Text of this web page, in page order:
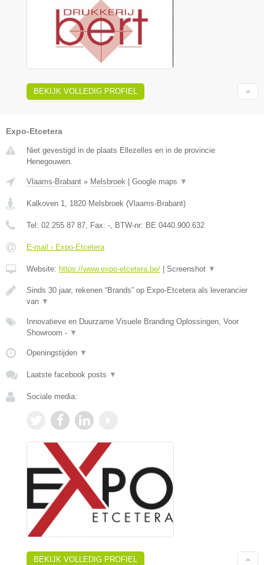
BEKIJK VOLLEDIG PROFIEL
Expo-Etcetera
Niet gevestigd in de plaats Ellezelles en in de provincie
Henegouwen.
Vlaams-Brabant » Melsbroek | Google maps ▼
Kalkoven 1 1820 Melsbroek (Vlaams-Brabant)
Tel: 02 255 87 87 , Fax: - , BTW-nr: BE 0440.900.632
E-mail › Expo-Etcetera
Website: https://www.expo-etcetera.be/ | Screenshot ▼
Sinds 30 jaar, rekenen “Brands” op Expo-Etcetera als leverancier
van ▼
Innovatieve en Duurzame Visuele Branding Oplossingen, Voor
Showroom - ▼
Openingstijden ▼
Laatste facebook posts ▼
Sociale media:
BEKIJK VOLLEDIG PROFIEL